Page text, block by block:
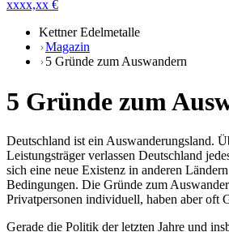
xxxx,xx €
Kettner Edelmetalle
Magazin
5 Gründe zum Auswandern
5 Gründe zum
Deutschland ist ein Auswanderungsland.
Leistungsträger verlassen Deutschland
sich eine neue Existenz in anderen
Bedingungen. Die Gründe zum
Privatpersonen individuell, haben aber oft
Gerade die Politik der letzten Jahre und